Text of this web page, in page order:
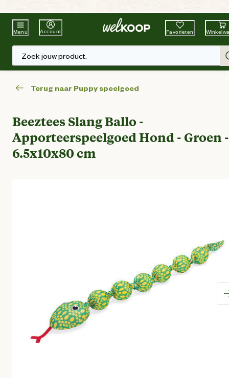
Beste WinkelketenTuin & Dier
Menu Account Favorieten
Zoek jouw product.
Terug naar Puppy speelgoed
Beeztees Slang Ballo -
Apporteerspeelgoed Hond - Groen -
6.5x10x80 cm